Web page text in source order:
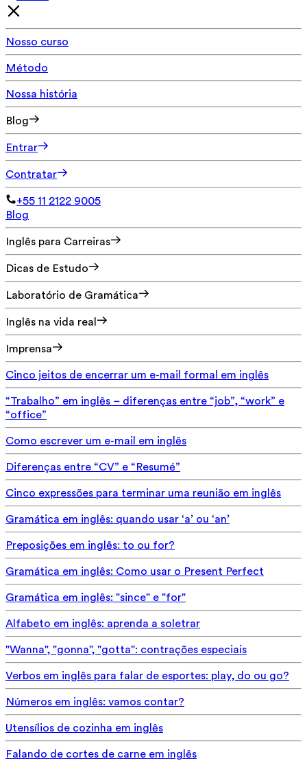
Nosso curso
Método
Nossa história
Blog
Entrar
Contratar
+55 11 2122 9005
Blog
Inglês para Carreiras
Dicas de Estudo
Laboratório de Gramática
Inglês na vida real
Imprensa
Cinco jeitos de encerrar um e-mail formal em inglês
“Trabalho” em inglês – diferenças entre “job”, “work” e
“office”
Como escrever um e-mail em inglês
Diferenças entre “CV” e “Resumé”
Cinco expressões para terminar uma reunião em inglês
Gramática em inglês: quando usar ‘a’ ou ‘an’
Preposições em inglês: to ou for?
Gramática em inglês: Como usar o Present Perfect
Gramática em inglês: "since" e "for"
Alfabeto em inglês: aprenda a soletrar
"Wanna", "gonna", "gotta": contrações especiais
Verbos em inglês para falar de esportes: play, do ou go?
Números em inglês: vamos contar?
Utensílios de cozinha em inglês
Falando de cortes de carne em inglês